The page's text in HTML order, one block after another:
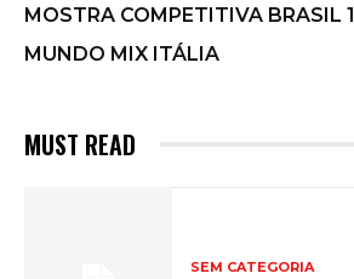
MOSTRA COMPETITIVA BRASIL 1
MUNDO MIX ITÁLIA
MUST READ
SEM CATEGORIA